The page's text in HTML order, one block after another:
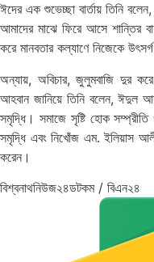
ঈদের এক শুভেচ্ছা বার্তায় তিনি
আমাদের মাঝে ফিরে আসে শান্তির
করে মানবতার কল্যাণে নিজেকে
অন্যায়, অবিচার, জুলুমবাজি দুর করে
আহবান জানিয়ে তিনি বলেন, ঈদুল
সমৃদ্ধি। সমাজে সৃষ্টি হোক
সমৃদ্ধি এবং নিখোঁজ এম. ইলিয়াস
করেন।
বিশ্বনাথনিউজ২৪ডটকম / বিএন২৪